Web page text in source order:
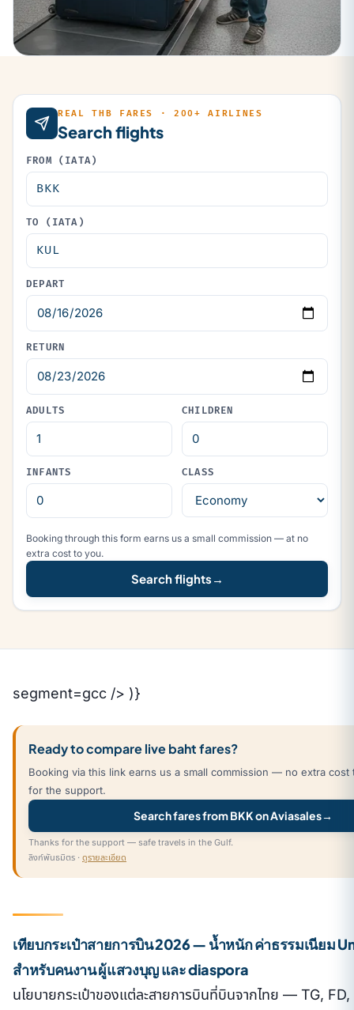
REAL THB FARES · 200+ AIRLINES
Search flights
FROM (IATA)
TO (IATA)
DEPART
RETURN
ADULTS CHILDREN
INFANTS CLASS
Booking through this form earns us a small commission — at no
extra cost to you.
Search flights →
segment=gcc /> )}
Ready to compare live baht fares?
Booking via this link earns us a small commission — no extra cost
for the support.
Search fares from BKK on Aviasales→
Thanks for the support — safe travels in the Gulf.
ลิงก์พันธมิตร · ดูรายละเอียด
เทียบกระเป๋าสายการบิน 2026 — น้ำหนัก ค่าธรรมเนียม
สำหรับคนงาน ผู้แสวงบุญ และ diaspora
นโยบายกระเป๋าของแต่ละสายการบินที่บินจากไทย — TG,